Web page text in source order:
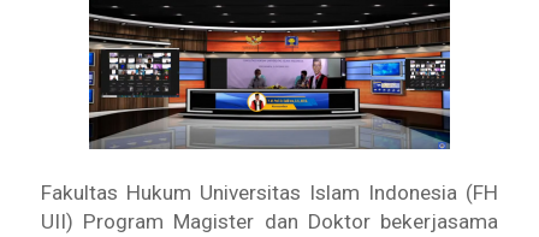
Fakultas Hukum Universitas Islam Indonesia (FH
UII) Program Magister dan Doktor bekerjasama